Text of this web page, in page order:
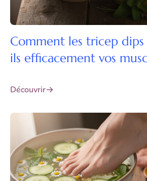
Comment les tricep
ils efficacement vos
Découvrir